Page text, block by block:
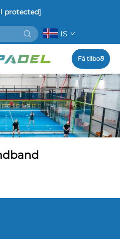
protected]
IS
Fá tilboð